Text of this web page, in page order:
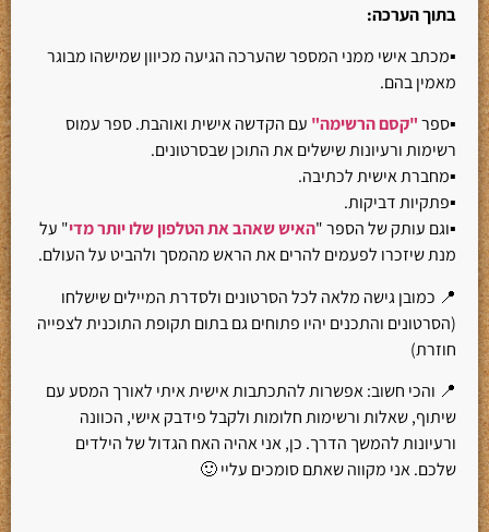
בתוך הערכה:
▪️מכתב אישי ממני המספר שהערכה הגיעה מכיוון שמישהו מבוגר
מאמין בהם.
▪️ספר"קסם הרשימה" עם הקדשה אישית ואוהבת. ספר עמוס
רשימות ורעיונות שישלים את התוכן שבסרטונים.
▪️מחברת אישית לכתיבה.
▪️פתקיות דביקות.
▪️וגם עותק של הספר "האיש שאהב את הטלפון שלו יותר מדי" על
מנת שיזכרו לפעמים להרים את הראש מהמסך ולהביט על העולם.
📍 כמובן גישה מלאה לכל הסרטונים ולסדרת המיילים שישלחו
(הסרטונים והתכנים יהיו פתוחים גם בתום תקופת התוכנית לצפייה
חוזרת)
📍 והכי חשוב: אפשרות להתכתבות אישית איתי לאורך המסע עם
שיתוף, שאלות ורשימות חלומות ולקבל פידבק אישי, הכוונה
ורעיונות להמשך הדרך. כן, אני אהיה האח הגדול של הילדים
שלכם. אני מקווה שאתם סומכים עליי 🙂